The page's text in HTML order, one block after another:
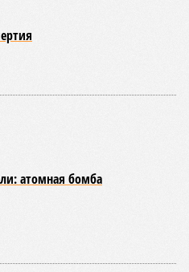
атомная бомба